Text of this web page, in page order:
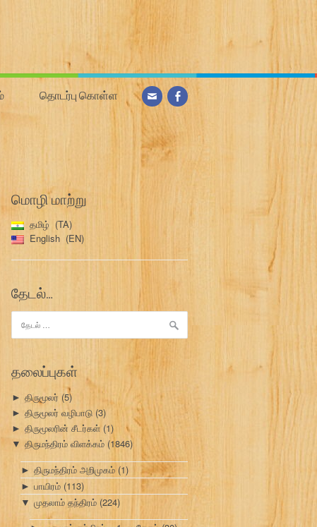
தொடர்பு கொள்ள
மொழி மாற்று
தமிழ்
TA
English
EN
தேடல்…
தேடு:
தலைப்புகள்
► திருமூலர் (5)
► திருமூலர் வழிபாடு (3)
► திருமூலரின் சீடர்கள் (1)
▼ திருமந்திரம் விளக்கம் (1846)
► திருமந்திரம் அறிமுகம் (1)
► பாயிரம் (113)
▼ முதலாம் தந்திரம் (224)